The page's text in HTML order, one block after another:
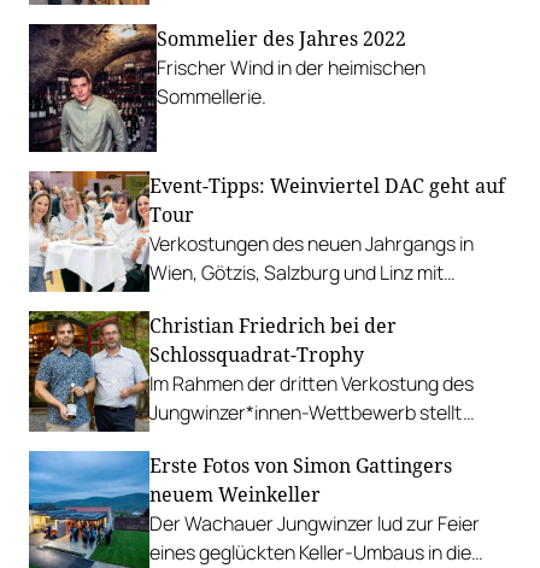
Sommelier des Jahres 2022
Frischer Wind in der heimischen
Sommellerie.
Event-Tipps: Weinviertel DAC geht auf
Tour
Verkostungen des neuen Jahrgangs in
Wien, Götzis, Salzburg und Linz mit
Christian Friedrich bei der
Schlossquadrat-Trophy
Im Rahmen der dritten Verkostung des
Jungwinzer*innen-Wettbewerb stellt
Weine vor.
Erste Fotos von Simon Gattingers
neuem Weinkeller
Der Wachauer Jungwinzer lud zur Feier
eines geglückten Keller-Umbaus in die